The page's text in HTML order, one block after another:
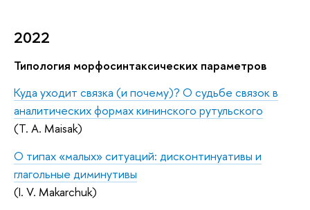
2022
Типология морфосинтаксических параметров
Куда уходит связка (и почему)? О судьбе связок в
аналитических формах кининского рутульского
(T. A. Maisak)
О типах «малых» ситуаций: дисконтинуативы и
глагольные диминутивы
(I. V. Makarchuk)